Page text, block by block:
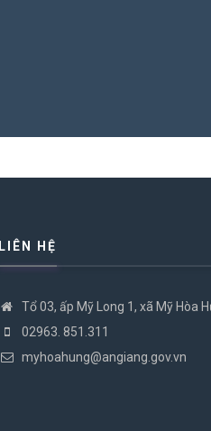
LIÊN HỆ
Tổ 03, ấp Mỹ Long 1, xã Mỹ Hòa
02963. 851.311
myhoahung@angiang.gov.vn